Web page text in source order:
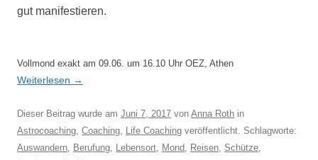
gut manifestieren.
Vollmond exakt am 09.06. um 16.10 Uhr OEZ, Athen
Weiterlesen →
Dieser Beitrag wurde am Juni 7, 2017 von Anna Roth in
Astrocoaching, Coaching, Life Coaching veröffentlicht. Schlagworte:
Auswandern, Berufung, Lebensort, Mond, Reisen, Schütze,